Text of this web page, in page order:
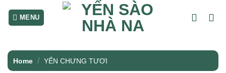
Home / YẾN CHƯNG TƯƠI